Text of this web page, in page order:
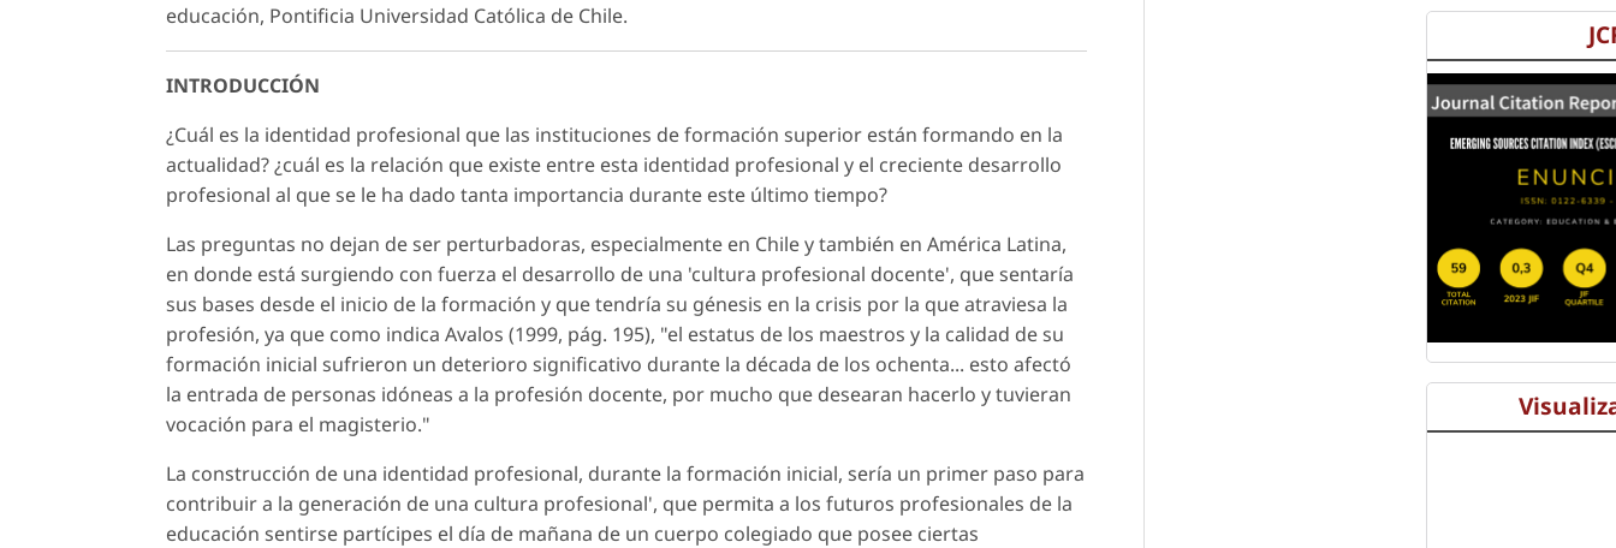
educación, Pontificia Universidad Católica de Chile.
INTRODUCCIÓN
¿Cuál es la identidad profesional que las instituciones de formación superior están formando en la
actualidad? ¿cuál es la relación que existe entre esta identidad profesional y el creciente desarrollo
profesional al que se le ha dado tanta importancia durante este último tiempo?
Las preguntas no dejan de ser perturbadoras, especialmente en Chile y también en América Latina,
en donde está surgiendo con fuerza el desarrollo de una 'cultura profesional docente', que sentaría
sus bases desde el inicio de la formación y que tendría su génesis en la crisis por la que atraviesa la
profesión, ya que como indica Avalos (1999, pág. 195), "el estatus de los maestros y la calidad de su
formación inicial sufrieron un deterioro significativo durante la década de los ochenta... esto afectó
la entrada de personas idóneas a la profesión docente, por mucho que desearan hacerlo y tuvieran
vocación para el magisterio."
La construcción de una identidad profesional, durante la formación inicial, sería un primer paso para
contribuir a la generación de una cultura profesional', que permita a los futuros profesionales de la
educación sentirse partícipes el día de mañana de un cuerpo colegiado que posee ciertas